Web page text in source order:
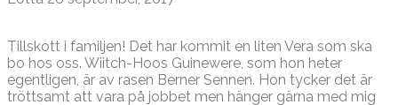
Tillskott i familjen! Det har kommit en liten Vera som ska
bo hos oss. Wiitch-Hoos Guinewere, som hon heter
egentligen, är av rasen Berner Sennen. Hon tycker det är
tröttsamt att vara på jobbet men hänger gärna med mig